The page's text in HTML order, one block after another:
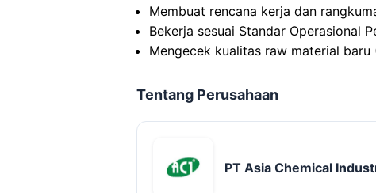
Membuat rencana kerja dan
Bekerja sesuai Standar Operasional
Mengecek kualitas raw material baru
Tentang Perusahaan
PT Asia Chemical